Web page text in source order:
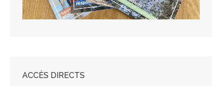
ACCÈS DIRECTS